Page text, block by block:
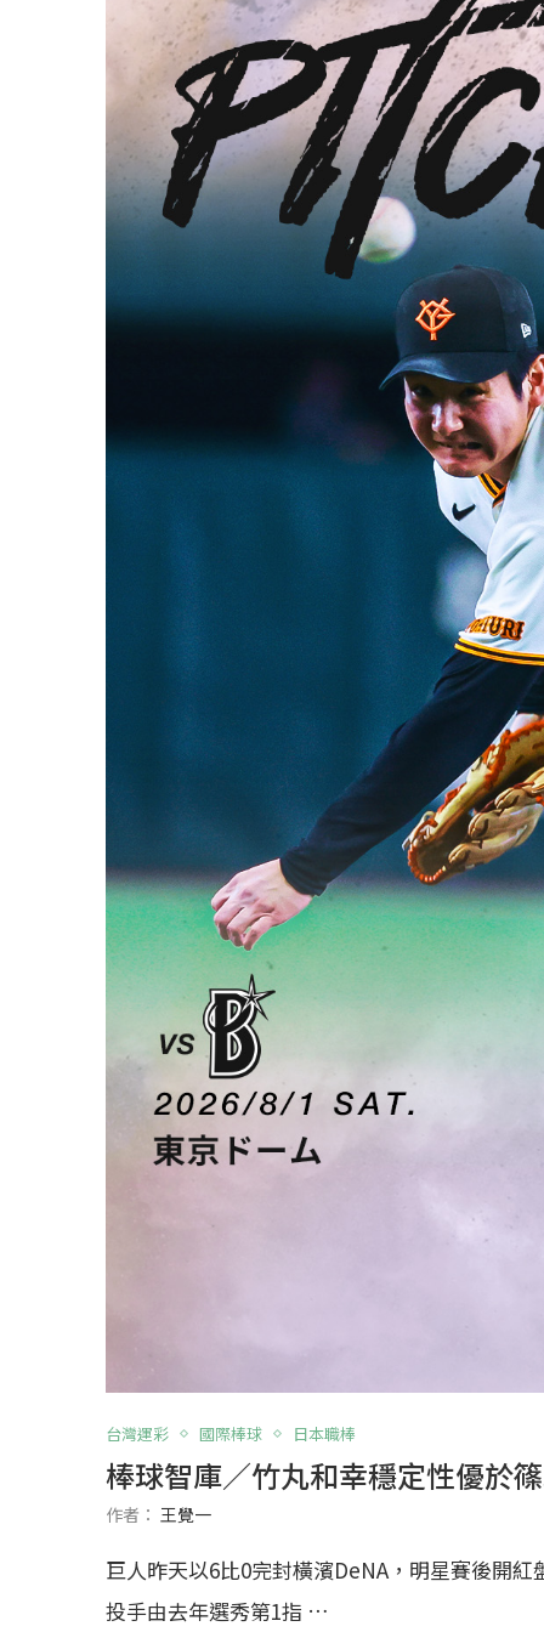
台灣運彩 國際棒球 日本職棒
棒球智庫／竹丸和幸穩定性優於
作者： 王覺一
巨人昨天以6比0完封橫濱DeNA，明星賽後開
投手由去年選秀第1指 …